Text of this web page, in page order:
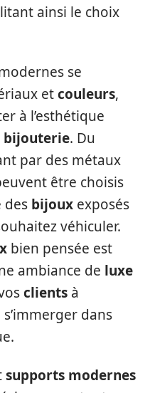
ainsi le choix
se
etcouleurs,
à l’esthétique
. Du
par des métaux
être choisis
des bijoux exposés
véhiculer.
bien pensée est
ambiance de luxe
clients à
dans
supports modernes